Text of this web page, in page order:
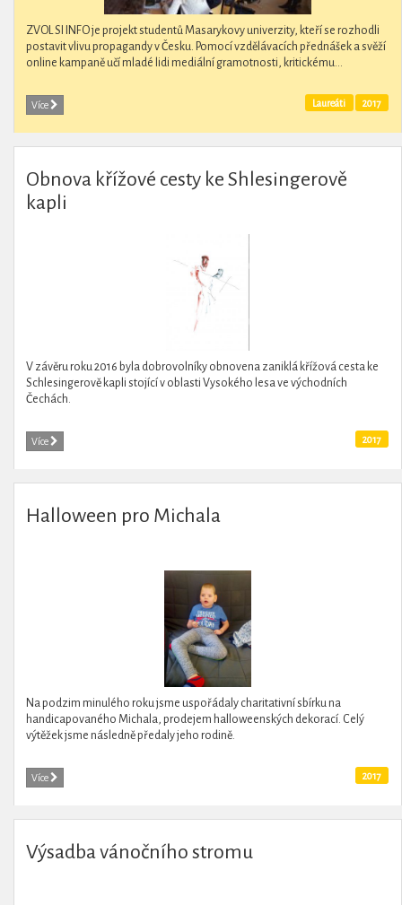
ZVOL SI INFO je projekt studentů Masarykovy univerzity, kteří se rozhodli
postavit vlivu propagandy v Česku. Pomocí vzdělávacích přednášek a svěží
online kampaně učí mladé lidi mediální gramotnosti, kritickému...
Více 2017
Laureáti
Obnova křížové cesty ke Shlesingerově
kapli
V závěru roku 2016 byla dobrovolníky obnovena zaniklá křížová cesta ke
Schlesingerově kapli stojící v oblasti Vysokého lesa ve východních
Čechách.
Více 2017
Halloween pro Michala
Na podzim minulého roku jsme uspořádaly charitativní sbírku na
handicapovaného Michala, prodejem halloweenských dekorací. Celý
výtěžek jsme následně předaly jeho rodině.
Více 2017
Výsadba vánočního stromu